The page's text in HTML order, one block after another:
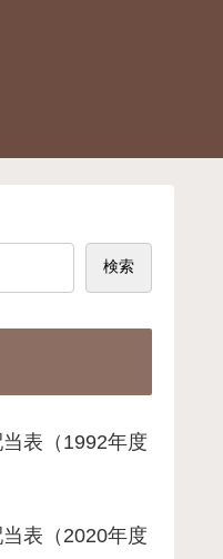
検索
表（1992年度
表（2020年度